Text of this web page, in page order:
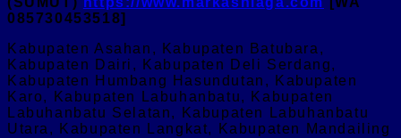
085730453518]
Kabupaten Asahan, Kabupaten Batubara,
Kabupaten Dairi, Kabupaten Deli Serdang,
Kabupaten Humbang Hasundutan, Kabupaten
Karo, Kabupaten Labuhanbatu, Kabupaten
Labuhanbatu Selatan, Kabupaten Labuhanbatu
Utara, Kabupaten Langkat, Kabupaten Mandailing